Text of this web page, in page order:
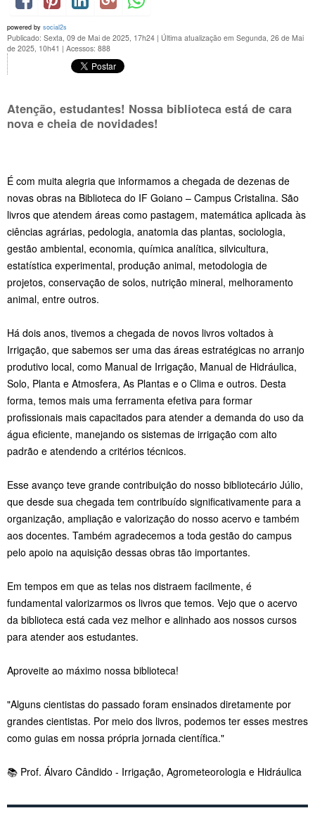
powered by social2s
Publicado: Sexta, 09 de Mai de 2025, 17h24 | Última atualização em Segunda, 26 de Mai
de 2025, 10h41 | Acessos: 888
Atenção, estudantes! Nossa biblioteca está de cara
nova e cheia de novidades!
É com muita alegria que informamos a chegada de dezenas de
novas obras na Biblioteca do IF Goiano – Campus Cristalina. São
livros que atendem áreas como pastagem, matemática aplicada às
ciências agrárias, pedologia, anatomia das plantas, sociologia,
gestão ambiental, economia, química analítica, silvicultura,
estatística experimental, produção animal, metodologia de
projetos, conservação de solos, nutrição mineral, melhoramento
animal, entre outros.
Há dois anos, tivemos a chegada de novos livros voltados à
Irrigação, que sabemos ser uma das áreas estratégicas no arranjo
produtivo local, como Manual de Irrigação, Manual de Hidráulica,
Solo, Planta e Atmosfera, As Plantas e o Clima e outros. Desta
forma, temos mais uma ferramenta efetiva para formar
profissionais mais capacitados para atender a demanda do uso da
água eficiente, manejando os sistemas de irrigação com alto
padrão e atendendo a critérios técnicos.
Esse avanço teve grande contribuição do nosso bibliotecário Júlio,
que desde sua chegada tem contribuído significativamente para a
organização, ampliação e valorização do nosso acervo e também
aos docentes. Também agradecemos a toda gestão do campus
pelo apoio na aquisição dessas obras tão importantes.
Em tempos em que as telas nos distraem facilmente, é
fundamental valorizarmos os livros que temos. Vejo que o acervo
da biblioteca está cada vez melhor e alinhado aos nossos cursos
para atender aos estudantes.
Aproveite ao máximo nossa biblioteca!
"Alguns cientistas do passado foram ensinados diretamente por
grandes cientistas. Por meio dos livros, podemos ter esses mestres
como guias em nossa própria jornada científica."
📚 Prof. Álvaro Cândido - Irrigação, Agrometeorologia e Hidráulica